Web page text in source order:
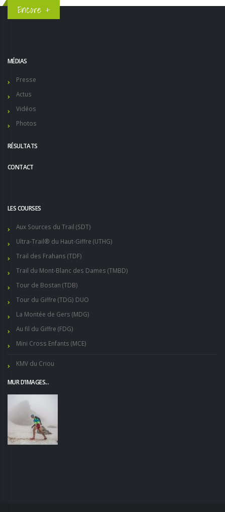
Encore +
MÉDIAS
Presse
Actus
Vidéos
Photos
RÉSULTATS
CONTACT
LES COURSES
Aux Sources du Trail (SDT)
Ultra-Trail® du Haut-Giffre (UTHG)
Trail des Frahans (TDF)
Trail du Mont-Blanc des Dames (TMBD)
Tour de Bostan (TDB)
Tour du Giffre (TDG) DUO
La Montée de Gers (MDG)
Au fil du Giffre (FDG)
Mini Cross Enfants (MCE)
KMV du Criou
MUR D'IMAGES...